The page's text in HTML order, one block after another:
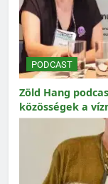
PODCAST
Zöld Hang
közösségek a